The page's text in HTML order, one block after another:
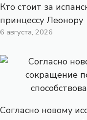
Кто стоит за
принцессу Леонору
6 августа, 2026
Согласно новому